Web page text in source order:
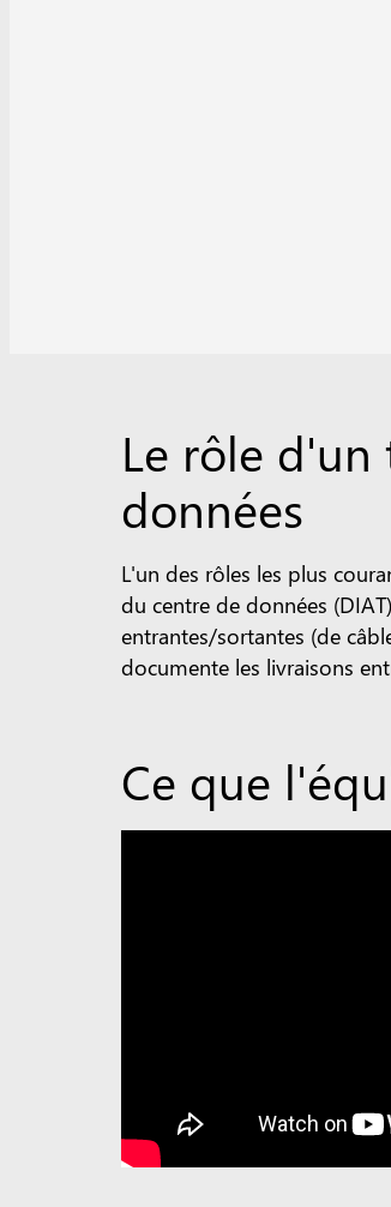
Le rôle
données
L'un des rôles les plus
du centre de données
entrantes/sortantes (de
documente les livraisons
Ce que